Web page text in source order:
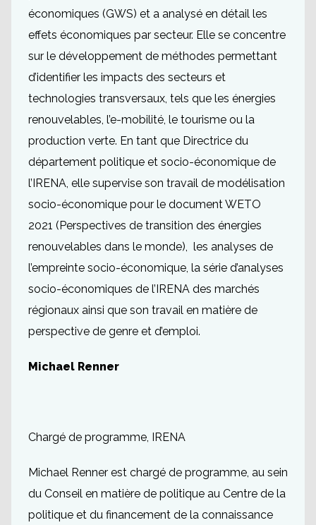
économiques (GWS) et a analysé en détail les
effets économiques par secteur. Elle se concentre
sur le développement de méthodes permettant
d’identifier les impacts des secteurs et
technologies transversaux, tels que les énergies
renouvelables, l’e-mobilité, le tourisme ou la
production verte. En tant que Directrice du
département politique et socio-économique de
l’IRENA, elle supervise son travail de modélisation
socio-économique pour le document WETO
2021 (Perspectives de transition des énergies
renouvelables dans le monde), les analyses de
l’empreinte socio-économique, la série d’analyses
socio-économiques de l’IRENA des marchés
régionaux ainsi que son travail en matière de
perspective de genre et d’emploi.
Michael Renner
Chargé de programme, IRENA
Michael Renner est chargé de programme, au sein
du Conseil en matière de politique au Centre de la
politique et du financement de la connaissance